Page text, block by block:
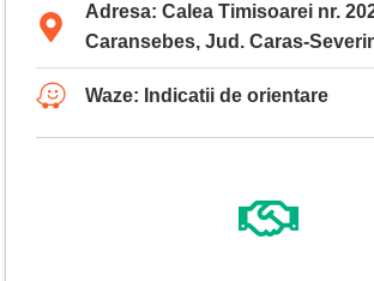
Adresa: Calea Timisoarei nr.
Caransebes, Jud. Caras-
Waze: Indicatii de orientare